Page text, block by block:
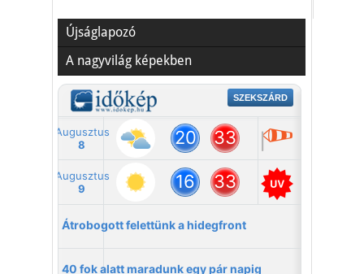
Újságlapozó
A nagyvilág képekben